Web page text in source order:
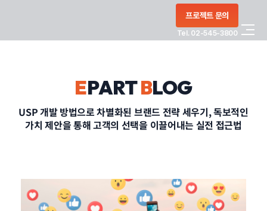
프로젝트 문의
Tel. 02-545-3800
PORTFOLIO
CONTACT
EPARTBLOG
USP 개발 방법으로 차별화된 브랜드 전략 세우기, 독보적인
가치 제안을 통해 고객의 선택을 이끌어내는 실전 접근법